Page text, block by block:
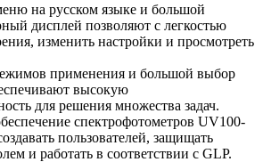
на русском языке и большой
дисплей позволяют с легкостью
изменить настройки и просмотреть
применения и большой выбор
высокую
для решения множества задач.
спектрофотометров UV100-
пользователей, защищать
и работать в соответствии с GLP.